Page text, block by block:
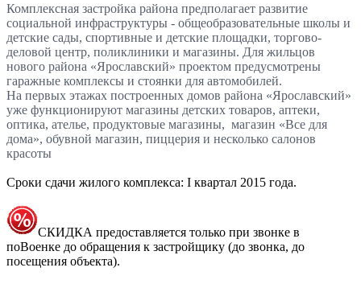
Комплексная застройка района предполагает развитие
социальной инфраструктуры - общеобразовательные школы и
детские сады, спортивные и детские площадки, торгово-
деловой центр, поликлиники и магазины. Для жильцов
нового района «Ярославский» проектом предусмотрены
гаражные комплексы и стоянки для автомобилей.
На первых этажах построенных домов района «Ярославский»
уже функционируют магазины детских товаров, аптеки,
оптика, ателье, продуктовые магазины, магазин «Все для
дома», обувной магазин, пиццерия и несколько салонов
красоты
Сроки сдачи жилого комплекса: I квартал 2015 года.
СКИДКА предоставляется только при звонке в
поВоенке до обращения к застройщику (до звонка, до
посещения объекта).